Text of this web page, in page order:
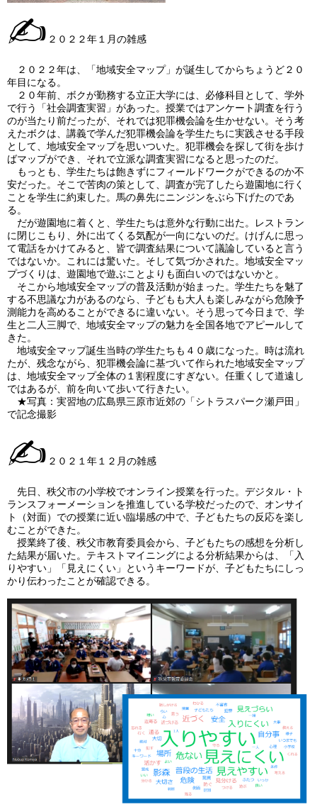
✍ ２０２２年１月の雑感
２０２２年は、「地域安全マップ」が誕生してからちょうど２０
年目になる。
２０年前、ボクが勤務する立正大学には、必修科目として、学外
で行う「社会調査実習」があった。授業ではアンケート調査を行う
のが当たり前だったが、それでは犯罪機会論を生かせない。そう考
えたボクは、講義で学んだ犯罪機会論を学生たちに実践させる手段
として、地域安全マップを思いついた。犯罪機会を探して街を歩け
ばマップができ、それで立派な調査実習になると思ったのだ。
もっとも、学生たちは飽きずにフィールドワークができるのか不
安だった。そこで苦肉の策として、調査が完了したら遊園地に行く
ことを学生に約束した。馬の鼻先にニンジンをぶら下げたのであ
る。
だが遊園地に着くと、学生たちは意外な行動に出た。レストラン
に閉じこもり、外に出てくる気配が一向にないのだ。けげんに思っ
て電話をかけてみると、皆で調査結果について議論していると言う
ではないか。これには驚いた。そして気づかされた。地域安全マッ
プづくりは、遊園地で遊ぶことよりも面白いのではないかと。
そこから地域安全マップの普及活動が始まった。学生たちを魅了
する不思議な力があるのなら、子どもも大人も楽しみながら危険予
測能力を高めることができるに違いない。そう思って今日まで、学
生と二人三脚で、地域安全マップの魅力を全国各地でアピールして
きた。
地域安全マップ誕生当時の学生たちも４０歳になった。時は流れ
たが、残念ながら、犯罪機会論に基づいて作られた地域安全マップ
は、地域安全マップ全体の１割程度にすぎない。任重くして道遠し
ではあるが、前を向いて歩いて行きたい。
★写真：実習地の広島県三原市近郊の「シトラスパーク瀬戸田」
で記念撮影
✍ ２０２１年１２月の雑感
先日、秩父市の小学校でオンライン授業を行った。デジタル・ト
ランスフォーメーションを推進している学校だったので、オンサイ
ト（対面）での授業に近い臨場感の中で、子どもたちの反応を楽し
むことができた。
授業終了後、秩父市教育委員会から、子どもたちの感想を分析し
た結果が届いた。テキストマイニングによる分析結果からは、「入
りやすい」「見えにくい」というキーワードが、子どもたちにしっ
かり伝わったことが確認できる。